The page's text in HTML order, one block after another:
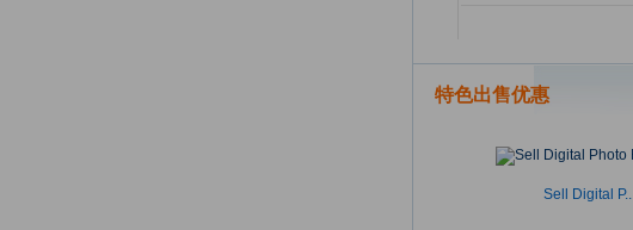
特色出售优惠
Sell Digital P..